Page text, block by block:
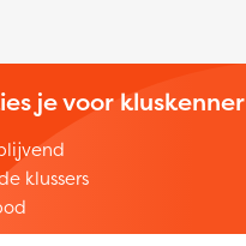
je voor kluskenner
klussers